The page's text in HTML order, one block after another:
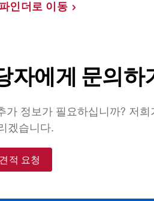
인더로 이동
자에게 문의하
가 정보가 필요하십니까? 저희
겠습니다.
견적 요청